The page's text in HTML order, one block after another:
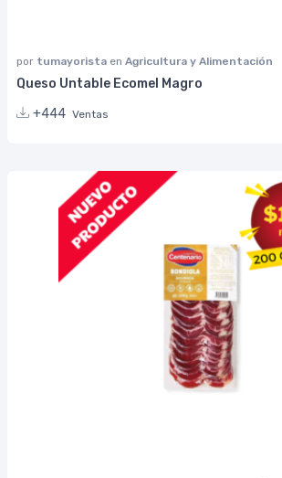
por tumayorista en Agricultura y Alimentación
Queso Untable Ecomel Magro
+444 Ventas